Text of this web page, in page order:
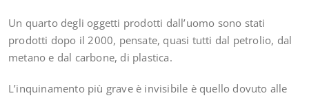
Un quarto degli oggetti prodotti dall’uomo sono stati
prodotti dopo il 2000, pensate, quasi tutti dal petrolio, dal
metano e dal carbone, di plastica.
L’inquinamento più grave è invisibile è quello dovuto alle